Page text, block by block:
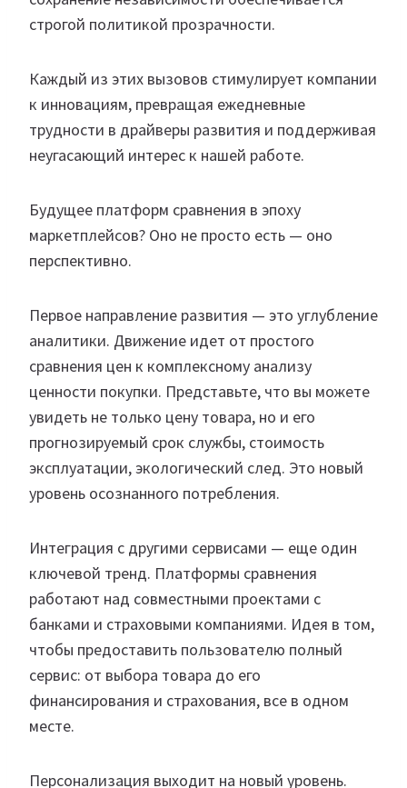
строгой политикой прозрачности.
Каждый из этих вызовов стимулирует компании
к инновациям, превращая ежедневные
трудности в драйверы развития и поддерживая
неугасающий интерес к нашей работе.
Будущее платформ сравнения в эпоху
маркетплейсов? Оно не просто есть — оно
перспективно.
Первое направление развития — это углубление
аналитики. Движение идет от простого
сравнения цен к комплексному анализу
ценности покупки. Представьте, что вы можете
увидеть не только цену товара, но и его
прогнозируемый срок службы, стоимость
эксплуатации, экологический след. Это новый
уровень осознанного потребления.
Интеграция с другими сервисами — еще один
ключевой тренд. Платформы сравнения
работают над совместными проектами с
банками и страховыми компаниями. Идея в том,
чтобы предоставить пользователю полный
сервис: от выбора товара до его
финансирования и страхования, все в одном
месте.
Персонализация выходит на новый уровень.